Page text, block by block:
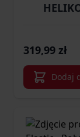
319,99 zł
Dodaj